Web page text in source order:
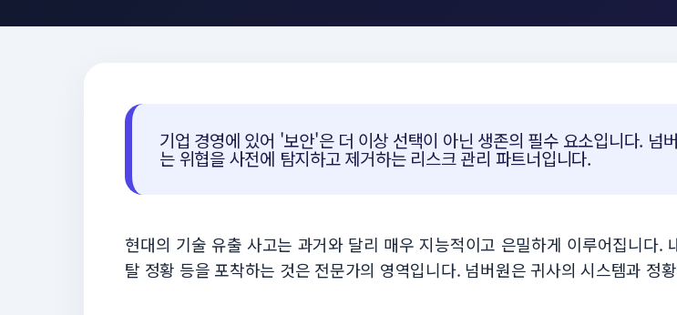
기업 경영에 있어 '보안'은 더 이상 선택이 아닌 생존의 필수 요소입니다. 넘
는 위협을 사전에 탐지하고 제거하는 리스크 관리 파트너입니다.
현대의 기술 유출 사고는 과거와 달리 매우 지능적이고 은밀하게 이루어집니다
탈 정황 등을 포착하는 것은 전문가의 영역입니다. 넘버원은 귀사의 시스템과 정